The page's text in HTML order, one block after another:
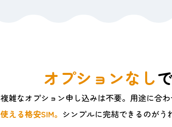
オプションなし
複雑なオプション申し込みは不要。用途に合
使える格安SIM。 シンプルに完結できるのがう